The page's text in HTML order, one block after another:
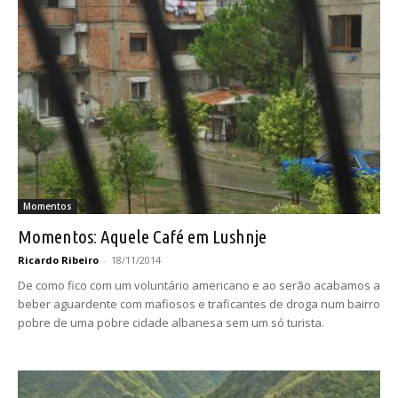
Momentos
Momentos: Aquele Café em Lushnje
Ricardo Ribeiro - 18/11/2014
De como fico com um voluntário americano e ao serão acabamos a
beber aguardente com mafiosos e traficantes de droga num bairro
pobre de uma pobre cidade albanesa sem um só turista.